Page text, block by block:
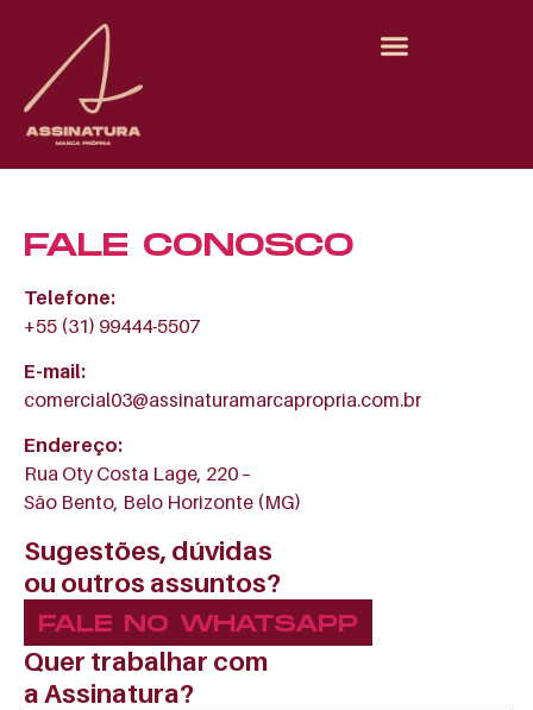
FALE CONOSCO
Telefone:
+55 (31) 99444-5507
E-mail:
comercial03@assinaturamarcapropria.com.br
Endereço:
Rua Oty Costa Lage, 220 –
São Bento, Belo Horizonte (MG)
Sugestões, dúvidas
ou outros assuntos?
FALE NO WHATSAPP
Quer trabalhar com
a Assinatura?